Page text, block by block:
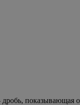
показывающая